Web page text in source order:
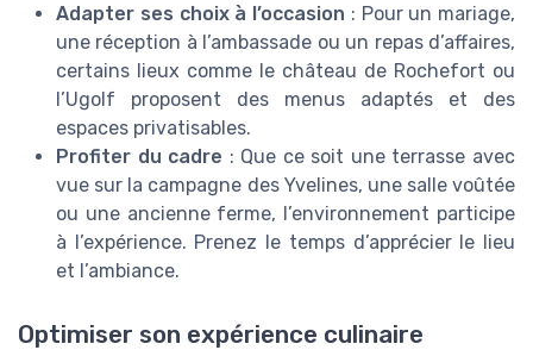
Adapter ses choix à l’occasion : Pour un mariage,
une réception à l’ambassade ou un repas d’affaires,
certains lieux comme le château de Rochefort ou
l’Ugolf proposent des menus adaptés et des
espaces privatisables.
Profiter du cadre : Que ce soit une terrasse avec
vue sur la campagne des Yvelines, une salle voûtée
ou une ancienne ferme, l’environnement participe
à l’expérience. Prenez le temps d’apprécier le lieu
et l’ambiance.
Optimiser son expérience culinaire